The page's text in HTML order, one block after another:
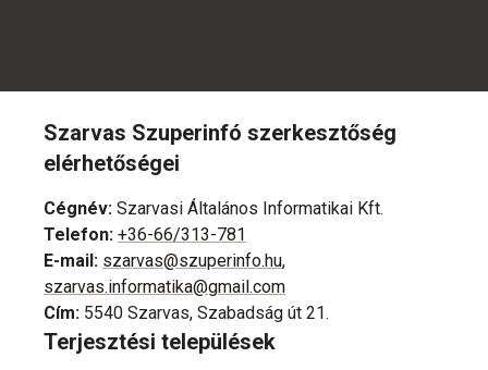
Szarvas Szuperinfó szerkesztőség
elérhetőségei
Cégnév: Szarvasi Általános Informatikai Kft.
Telefon: +36-66/313-781
E-mail: szarvas@szuperinfo.hu,
szarvas.informatika@gmail.com
Cím: 5540 Szarvas, Szabadság út 21.
Terjesztési települések